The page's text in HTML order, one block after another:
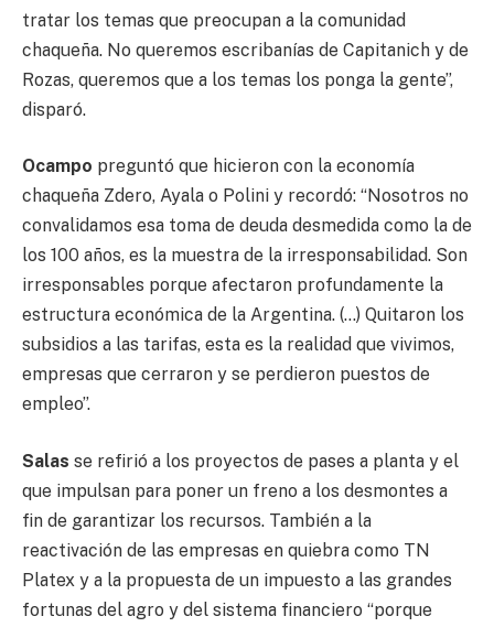
tratar los temas que preocupan a la comunidad
chaqueña. No queremos escribanías de Capitanich y de
Rozas, queremos que a los temas los ponga la gente”,
disparó.
Ocampo preguntó que hicieron con la economía
chaqueña Zdero, Ayala o Polini y recordó: “Nosotros no
convalidamos esa toma de deuda desmedida como la de
los 100 años, es la muestra de la irresponsabilidad. Son
irresponsables porque afectaron profundamente la
estructura económica de la Argentina. (…) Quitaron los
subsidios a las tarifas, esta es la realidad que vivimos,
empresas que cerraron y se perdieron puestos de
empleo”.
Salas se refirió a los proyectos de pases a planta y el
que impulsan para poner un freno a los desmontes a
fin de garantizar los recursos. También a la
reactivación de las empresas en quiebra como TN
Platex y a la propuesta de un impuesto a las grandes
fortunas del agro y del sistema financiero “porque